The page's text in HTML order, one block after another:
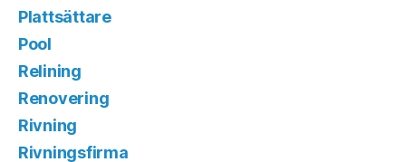
Plattsättare
Pool
Relining
Renovering
Rivning
Rivningsfirma